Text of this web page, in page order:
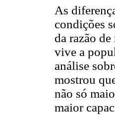
As
condições
da razão
vive a
análise
mostrou
não só
maior